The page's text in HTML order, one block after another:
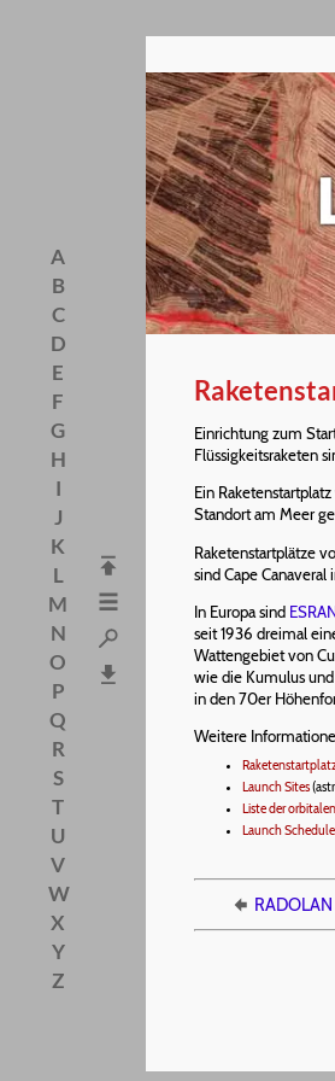
A
B
C
D
E
F
G
H
I
J
K
L
M
N
O
P
Q
R
S
T
U
V
W
X
Y
Z
Einrichtung zum
Flüssigkeitsraketen
Ein
Standort am Meer
Raketenstartplätze
sind Cape Canaveral
In Europa sind
seit 1936 dreimal
Wattengebiet von
wie die Kumulus
in den 70er
Weitere
Launch Sites
Liste der
Launch Schedule
RADOLAN